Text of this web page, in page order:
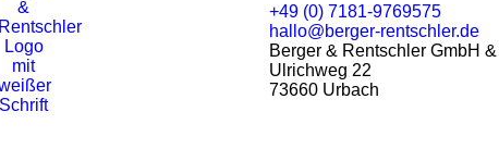
+49 (0) 7181-9769575
hallo@berger-rentschler.de
Berger & Rentschler GmbH
Ulrichweg 22
73660 Urbach